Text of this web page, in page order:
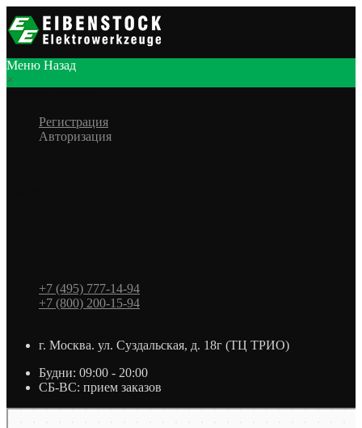
Меню Назад
×
Регистрация
Авторизация
+7 (495) 777-14-94
+7 (800) 200-15-94
г. Москва. ул. Суздальская, д. 18г (ТЦ ТРИО)
Будни: 09:00 - 20:00
СБ-ВС: прием заказов